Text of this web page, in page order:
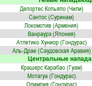
Депортес Копьяпо (Чили)
Сантос (Суринам)
Локомотив (Армения)
Ванраурэ (Япония)
Атлетико Хуниор (Гондурас)
Аль-Драе (Саудовская Аравия)
Центральные
Крашерс Карабао (Гуам)
Мотагуа (Гондурас)
Олимпия (Гондурас)